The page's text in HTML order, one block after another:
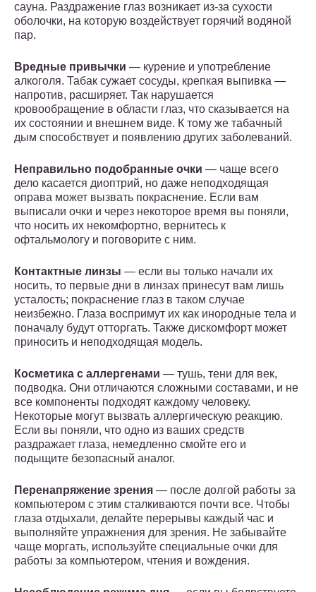
сауна. Раздражение глаз возникает из-за сухости
оболочки, на которую воздействует горячий водяной
пар.
Вредные привычки — курение и употребление
алкоголя. Табак сужает сосуды, крепкая выпивка —
напротив, расширяет. Так нарушается
кровообращение в области глаз, что сказывается на
их состоянии и внешнем виде. К тому же табачный
дым способствует и появлению других заболеваний.
Неправильно подобранные очки — чаще всего
дело касается диоптрий, но даже неподходящая
оправа может вызвать покраснение. Если вам
выписали очки и через некоторое время вы поняли,
что носить их некомфортно, вернитесь к
офтальмологу и поговорите с ним.
Контактные линзы — если вы только начали их
носить, то первые дни в линзах принесут вам лишь
усталость; покраснение глаз в таком случае
неизбежно. Глаза воспримут их как инородные тела и
поначалу будут отторгать. Также дискомфорт может
приносить и неподходящая модель.
Косметика с аллергенами — тушь, тени для век,
подводка. Они отличаются сложными составами, и не
все компоненты подходят каждому человеку.
Некоторые могут вызвать аллергическую реакцию.
Если вы поняли, что одно из ваших средств
раздражает глаза, немедленно смойте его и
подыщите безопасный аналог.
Перенапряжение зрения — после долгой работы за
компьютером с этим сталкиваются почти все. Чтобы
глаза отдыхали, делайте перерывы каждый час и
выполняйте упражнения для зрения. Не забывайте
чаще моргать, используйте специальные очки для
работы за компьютером, чтения и вождения.